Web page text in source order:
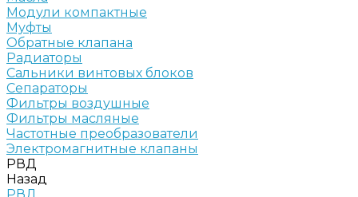
Модули компактные
Муфты
Обратные клапана
Радиаторы
Сальники винтовых блоков
Сепараторы
Фильтры воздушные
Фильтры масляные
Частотные преобразователи
Электромагнитные клапаны
РВД
Назад